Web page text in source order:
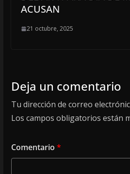
ACUSAN
21 octubre, 2025
Deja un comentario
Tu dirección de correo
Los campos obligatorios están
Comentario *